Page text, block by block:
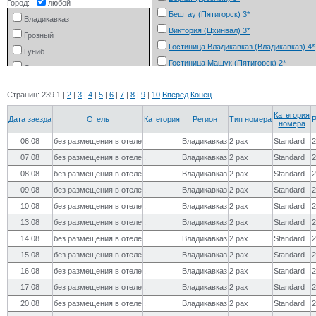
Город:
любой
Владикавказ
Грозный
Гуниб
Дигорское ущелье
Каспийск
Махачкала
Пятигорск
Терскол (поляна Азау или
Чегет)
Цхинвал
Бештау (Пятигорск) 3*
Виктория (Цхинвал) 3*
Гостиница Владикавказ (Владикавказ) 4*
Гостиница Машук (Пятигорск) 2*
Иристон (Цхинвал) 4*
Кадгарон Отель (Владикавказ) 3*
Лорд (Махачкала) 3*
МОНТО (Махачкала) 4*
Океан (Избербаш) 3*
Орлиное гнездо (Гуниб) Туркомплекс
Отель Планета Люкс (Владикавказ) 3*
Парк отель Владикавказ (Владикавказ)
Порог Неба (Дигорское ущелье)
Снежный барс (Терскол (поляна Азау
Чегет)) 3*
Эдельвейс (Грозный) 4*
Страниц: 239 1 | 2 | 3 | 4 | 5 | 6 | 7 | 8 | 9 | 10 Вперёд Конец
Дата заезда Отель Категория Регион Тип номера Категория
номера
06.08 без размещения в отеле Владикавказ 2 pax Standard
07.08
без размещения в отеле Владикавказ 2 pax Standard
08.08
без размещения в отеле Владикавказ 2 pax Standard
09.08
без размещения в отеле Владикавказ 2 pax Standard
10.08
без размещения в отеле Владикавказ 2 pax Standard
13.08
без размещения в отеле Владикавказ 2 pax Standard
14.08
без размещения в отеле Владикавказ 2 pax Standard
15.08
без размещения в отеле Владикавказ 2 pax Standard
16.08
без размещения в отеле Владикавказ 2 pax Standard
17.08
без размещения в отеле Владикавказ 2 pax Standard
20.08
без размещения в отеле Владикавказ 2 pax Standard